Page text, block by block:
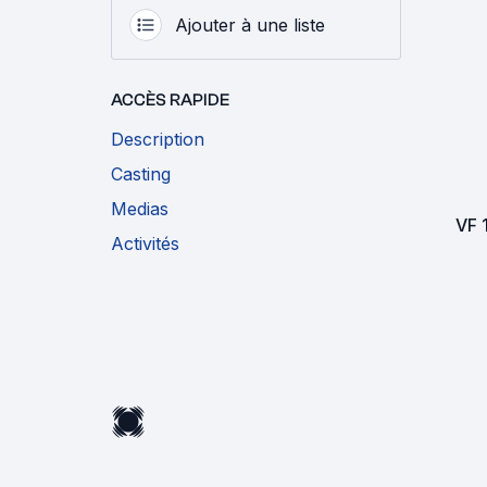
Ajouter à une liste
ACCÈS RAPIDE
Description
Casting
Medias
Activités
VF